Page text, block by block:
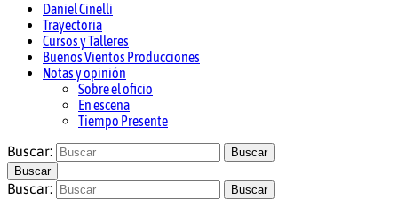
Daniel Cinelli
Trayectoria
Cursos y Talleres
Buenos Vientos Producciones
Notas y opinión
Sobre el oficio
En escena
Tiempo Presente
Buscar:
Buscar
Buscar
Buscar: Buscar